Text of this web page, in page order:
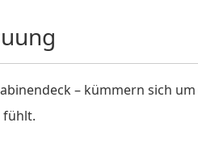
– kümmern sich um
fühlt.